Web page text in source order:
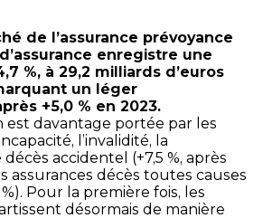
de l’assurance prévoyance
enregistre une
%, à 29,2 milliards d’euros
un léger
+5,0 % en 2023.
est davantage portée par les
l’invalidité, la
accidentel (+7,5 %, après
assurances décès toutes causes
%). Pour la première fois, les
désormais de manière